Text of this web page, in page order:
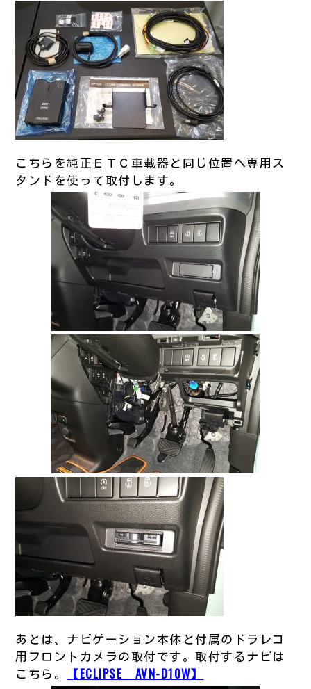
こちらを純正ＥＴＣ車載器と同じ位置へ専用ス
タンドを使って取付します。
あとは、ナビゲーション本体と付属のドラレコ
用フロントカメラの取付です。取付するナビは
こちら。
【ECLIPSE AVN-D10W】